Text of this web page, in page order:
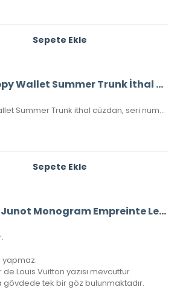
Sepete Ekle
Louis Vuitton Zippy Wallet Summer Trunk İthal Cüzdan
Louis Vuitton Zippy Wallet Summer Trunk ithal cüzdan, seri numaralı, kutulu, toz torbalı, sertifikalı, ebatı 20x11cm.
Sepete Ekle
A+ Louis Vuitton Junot Monogram Empreinte Leather (Mavi)
yapmaz.
Louis Vuitton yazısı mevcuttur.
tek bir göz bulunmaktadır.